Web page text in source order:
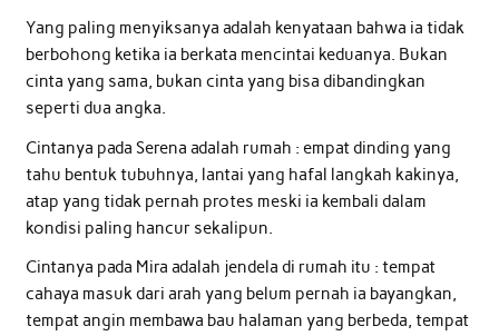
Yang paling menyiksanya adalah kenyataan bahwa ia tidak
berbohong ketika ia berkata mencintai keduanya. Bukan
cinta yang sama, bukan cinta yang bisa dibandingkan
seperti dua angka.
Cintanya pada Serena adalah rumah : empat dinding yang
tahu bentuk tubuhnya, lantai yang hafal langkah kakinya,
atap yang tidak pernah protes meski ia kembali dalam
kondisi paling hancur sekalipun.
Cintanya pada Mira adalah jendela di rumah itu : tempat
cahaya masuk dari arah yang belum pernah ia bayangkan,
tempat angin membawa bau halaman yang berbeda, tempat